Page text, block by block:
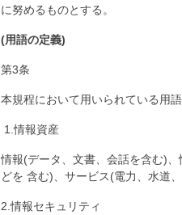
に努めるものとする。
(用語の定義)
第3条
本規程において用いられている用
1.情報資産
情報(データ、文書、会話を含む)
どを 含む)、サービス(電力、水道
2.情報セキュリティ